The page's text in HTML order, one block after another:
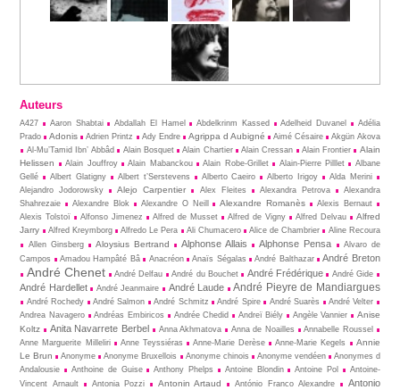
Auteurs
A427 Aaron Shabtai Abdallah El Hamel Abdelkrinm Kassed Adelheid Duvanel
Adélia
Prado
Adonis Adrien Printz Ady Endre Agrippa d Aubigné Aimé Césaire
Akgün Akova
Al-Mu’Tamid Ibn’ Abbâd
Alain Bosquet Alain Chartier Alain Cressan Alain Frontier
Alain
Helissen
Alain Jouffroy Alain Mabanckou Alain Robe-Grillet Alain-Pierre Pilllet
Albane
Gellé
Albert Glatigny Albert t’Serstevens Alberto Caeiro Alberto Irigoy
Alda Merini
Alejandro Jodorowsky
Alejo Carpentier Alex Fleites Alexandra Petrova
Alexandra
Shahrezaie
Alexandre Blok Alexandre O Neill Alexandre Romanès
Alexis Bernaut
Alexis Tolstoï
Alfonso Jimenez Alfred de Musset Alfred de Vigny Alfred Delvau
Alfred
Jarry
Alfred Kreymborg Alfredo Le Pera Ali Chumacero Alice de Chambrier
Aline Recoura
Allen Ginsberg
Aloysius Bertrand Alphonse Allais Alphonse Pensa
Alvaro de
Campos
Amadou Hampâté Bâ Anacréon Anaïs Ségalas André Balthazar André Breton
André Chenet André Delfau André du Bouchet André Frédérique André Gide
André Hardellet André Jeanmaire André Laude André Pieyre de Mandiargues
André Rochedy André Salmon André Schmitz André Spire André Suarès
André Velter
Andrea Navagero
Andréas Embiricos Andrée Chedid Andreï Biély Angèle Vannier
Anise
Koltz
Anita Navarrete Berbel Anna Akhmatova Anna de Noailles
Annabelle Roussel
Anne Marguerite Milleliri
Anne Teyssiéras Anne-Marie Derèse Anne-Marie Kegels
Annie
Le Brun
Anonyme Anonyme Bruxellois Anonyme chinois Anonyme vendéen
Anonymes d
Andalousie
Anthoine de Guise Anthony Phelps Antoine Blondin Antoine Pol
Antoine-
Vincent Arnault
Antonia Pozzi Antonin Artaud António Franco Alexandre
Antonio